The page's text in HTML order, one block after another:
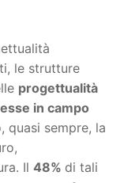
le strutture
progettualità
in campo
quasi sempre, la
Il 48% di tali